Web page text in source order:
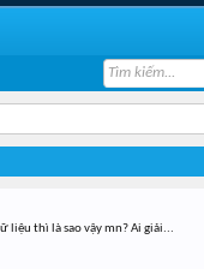
liệu thì là sao vậy mn? Ai giải...